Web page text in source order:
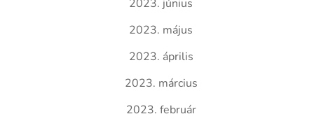
2023. június
2023. május
2023. április
2023. március
2023. február